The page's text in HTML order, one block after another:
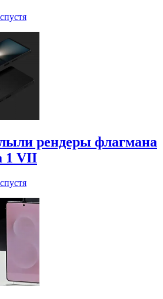
рендеры флагмана
1 VII